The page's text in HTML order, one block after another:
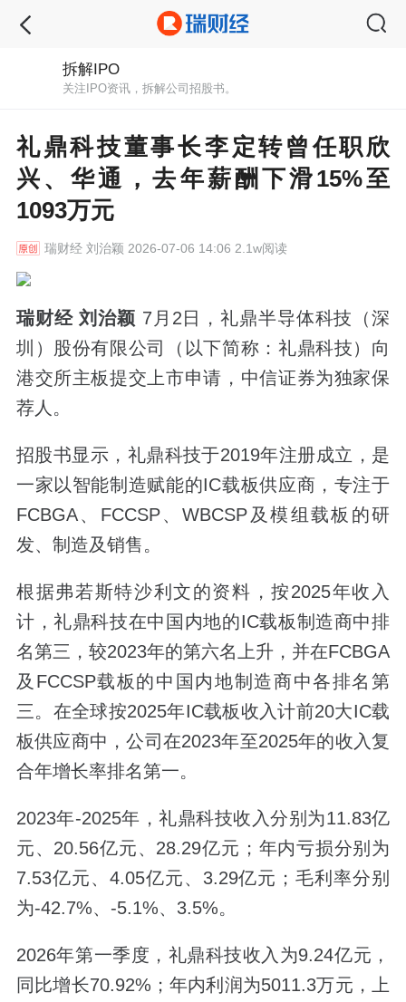
拆解IPO
关注IPO资讯，拆解公司招股书。
礼鼎科技董事长李定转曾任职欣
兴、华通，去年薪酬下滑15%至
1093万元
瑞财经刘治颖 2026-07-06 14:06 2.1w阅读
瑞财经 刘治颖 7月2日，礼鼎半导体科技（深
圳）股份有限公司（以下简称：礼鼎科技）向
港交所主板提交上市申请，中信证券为独家保
荐人。
招股书显示，礼鼎科技于2019年注册成立，是
一家以智能制造赋能的IC载板供应商，专注于
FCBGA、FCCSP、WBCSP及模组载板的研
发、制造及销售。
根据弗若斯特沙利文的资料，按2025年收入
计，礼鼎科技在中国内地的IC载板制造商中排
名第三，较2023年的第六名上升，并在FCBGA
及FCCSP载板的中国内地制造商中各排名第
三。在全球按2025年IC载板收入计前20大IC载
板供应商中，公司在2023年至2025年的收入复
合年增长率排名第一。
2023年-2025年，礼鼎科技收入分别为11.83亿
元、20.56亿元、28.29亿元；年内亏损分别为
7.53亿元、4.05亿元、3.29亿元；毛利率分别
为-42.7%、-5.1%、3.5%。
2026年第一季度，礼鼎科技收入为9.24亿元，
同比增长70.92%；年内利润为5011.3万元，上